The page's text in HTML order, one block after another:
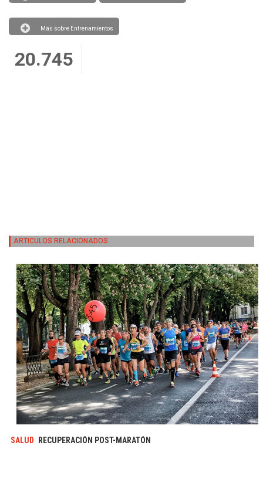
Más sobre Entrenamientos
20.745
ARTICULOS RELACIONADOS
SALUD RECUPERACIÓN POST-MARATÓN